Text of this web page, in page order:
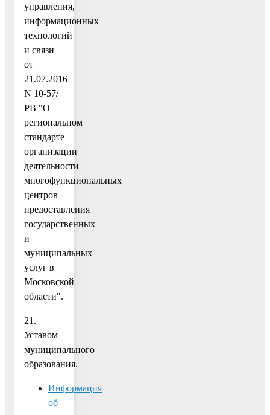
управления,
информационных
технологий
и связи
от
21.07.2016
N 10-57/
РВ "О
региональном
стандарте
организации
деятельности
многофункциональных
центров
предоставления
государственных
и
муниципальных
услуг в
Московской
области".
21.
Уставом
муниципального
образования.
Информация
об